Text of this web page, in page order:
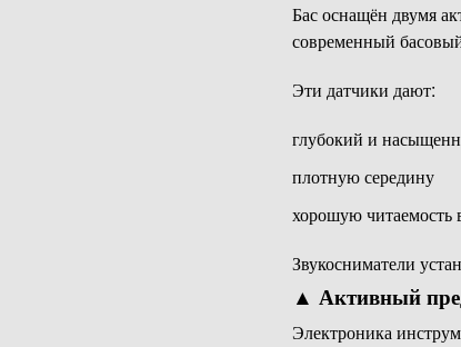
Бас оснащён двумя
современный
Эти датчики дают:
глубокий и
плотную середину
хорошую читаемость
Звукосниматели
▲ Активный
Электроника